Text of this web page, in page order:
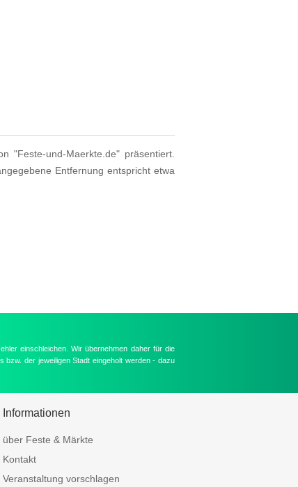
"Feste-und-Maerkte.de" präsentiert.
Entfernung entspricht etwa
einschleichen. Wir übernehmen daher für die
bzw. der jeweiligen Stadt eingeholt werden - dazu
Informationen
über Feste & Märkte
Kontakt
Veranstaltung vorschlagen